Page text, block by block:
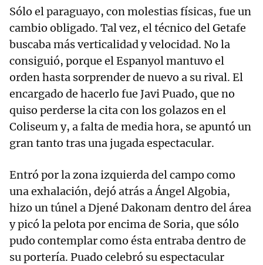
Sólo el paraguayo, con molestias físicas, fue un
cambio obligado. Tal vez, el técnico del Getafe
buscaba más verticalidad y velocidad. No la
consiguió, porque el Espanyol mantuvo el
orden hasta sorprender de nuevo a su rival. El
encargado de hacerlo fue Javi Puado, que no
quiso perderse la cita con los golazos en el
Coliseum y, a falta de media hora, se apuntó un
gran tanto tras una jugada espectacular.
Entró por la zona izquierda del campo como
una exhalación, dejó atrás a Ángel Algobia,
hizo un túnel a Djené Dakonam dentro del área
y picó la pelota por encima de Soria, que sólo
pudo contemplar como ésta entraba dentro de
su portería. Puado celebró su espectacular